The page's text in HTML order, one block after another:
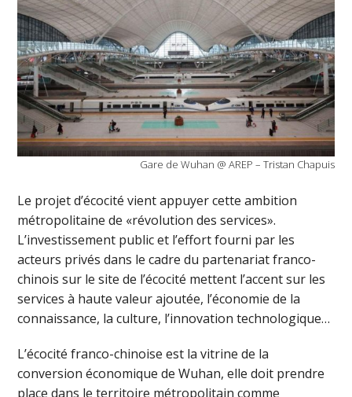
Gare de Wuhan @ AREP – Tristan Chapuis
Le projet d’écocité vient appuyer cette ambition
métropolitaine de «révolution des services».
L’investissement public et l’effort fourni par les
acteurs privés dans le cadre du partenariat franco-
chinois sur le site de l’écocité mettent l’accent sur les
services à haute valeur ajoutée, l’économie de la
connaissance, la culture, l’innovation technologique…
L’écocité franco-chinoise est la vitrine de la
conversion économique de Wuhan, elle doit prendre
place dans le territoire métropolitain comme